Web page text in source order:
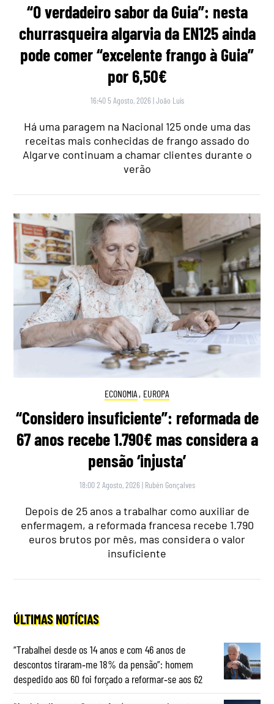
“O verdadeiro sabor da Guia”: nesta
churrasqueira algarvia da EN125 ainda
pode comer “excelente frango à Guia”
por 6,50€
16:40 5 Agosto, 2026 |João Luís
Há uma paragem na Nacional 125 onde uma das
receitas mais conhecidas de frango assado do
Algarve continuam a chamar clientes durante o
verão
ECONOMIA , EUROPA
“Considero insuficiente”: reformada de
67 anos recebe 1.790€ mas considera a
pensão ‘injusta’
18:00 2 Agosto, 2026 | Rubén Gonçalves
Depois de 25 anos a trabalhar como auxiliar de
enfermagem, a reformada francesa recebe 1.790
euros brutos por mês, mas considera o valor
insuficiente
ÚLTIMAS NOTÍCIAS
“Trabalhei desde os 14 anos e com 46 anos de
descontos tiraram‑me 18% da pensão”: homem
despedido aos 60 foi forçado a reformar‑se aos 62